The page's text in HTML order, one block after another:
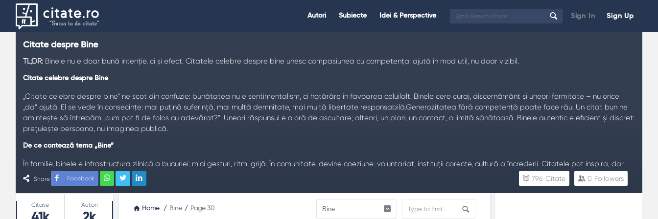
Sign In Sign Up
Citate.ro
Autori Subiecte Idei & Perspective
Citate despre Bine
TL;DR: Binele nu e doar bună intenție, ci și efect. Citatele celebre despre bine unesc compasiunea cu competența: ajută în mod util, nu doar vizibil.
Citate celebre despre Bine
„Citate celebre despre bine” ne scot din confuzie: bunătatea nu e sentimentalism, ci hotărâre în favoarea celuilalt. Binele cere curaj, discernământ și uneori fermitate – nu orice
„da” ajută. El se vede în consecințe: mai puțină suferință, mai multă demnitate, mai multă libertate responsabilă.Generozitatea fără competență poate face rău. Un citat bun ne
amintește să întrebăm „cum pot fi de folos cu adevărat?”. Uneori răspunsul e o oră de ascultare; alteori, un plan, un contact, o limită sănătoasă. Binele autentic e eficient și discret:
prețuiește persoana, nu imaginea publică.
De ce contează tema „Bine”
În familie, binele e infrastructura zilnică a bucuriei: mici gesturi, ritm, grijă. În comunitate, devine coeziune: voluntariat, instituții corecte, cultură a încrederii. Citatele pot inspira, dar
mai ales pot standardiza gesturi: răspunzi la timp, promiți realist, repari când ai greșit.Etica binelui nu exclude fermitatea. Să spui „nu” ca să protejezi pe cineva de dependență
sau abuz este tot un act de bine. Adevărul spus cu grijă aparține aceleiași familii morale.
Teme frecvente
Share Facebook 0 Followers
796 Citate
Home / Bine / Page 30
Stats
Citate Autori